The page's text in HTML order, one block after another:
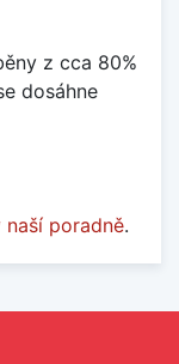
z cca 80%
dosáhne
naší poradně.